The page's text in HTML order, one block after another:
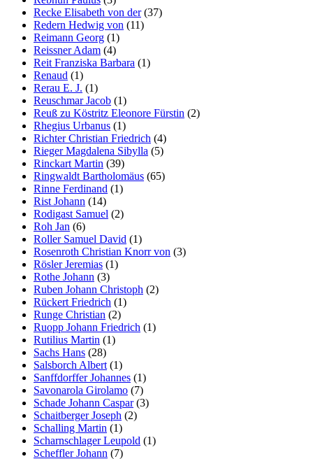
Recke Elisabeth von der(37)
Redern Hedwig von (11)
Reimann Georg (1)
Reissner Adam (4)
Reit Franziska Barbara (1)
Renaud (1)
Rerau E. J. (1)
Reuschmar Jacob (1)
Reuß zu Köstritz Eleonore Fürstin (2)
Rhegius Urbanus (1)
Richter Christian Friedrich (4)
Rieger Magdalena Sibylla (5)
Rinckart Martin (39)
Ringwaldt Bartholomäus (65)
Rinne Ferdinand (1)
Rist Johann (14)
Rodigast Samuel (2)
Roh Jan (6)
Roller Samuel David (1)
Rosenroth Christian Knorr von (3)
Rösler Jeremias (1)
Rothe Johann (3)
Ruben Johann Christoph (2)
Rückert Friedrich (1)
Runge Christian (2)
Ruopp Johann Friedrich (1)
Rutilius Martin (1)
Sachs Hans (28)
Salsborch Albert (1)
Sanffdorffer Johannes (1)
Savonarola Girolamo (7)
Schade Johann Caspar(3)
Schaitberger Joseph (2)
Schalling Martin (1)
Scharnschlager Leupold (1)
Scheffler Johann (7)